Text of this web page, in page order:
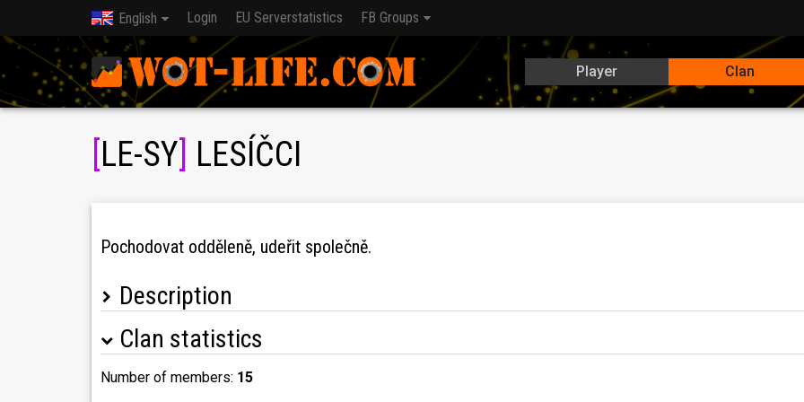
English Login EU Serverstatistics FB Groups
Player Clan
LE-SY LESÍČCI
Pochodovat odděleně, udeřit společně.
Description
Podmínky klanu :
******************************
1.!!! Nutností je aktivita na TeamSpeak 3 !!! (Pomůžeme se zařízením).
2.!!! Účastnit se veškerých klanových aktivit !!!(Globální mapa,Ofenzívy,Šarvátky,Týmové bitvy a E-sporty)
Clan statistics
Number of members: 15